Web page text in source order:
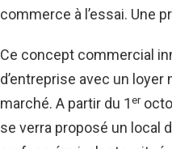
commerce à l’essai. Une
Ce concept commercial
d’entreprise avec un loyer
marché. A partir du 1er
se verra proposé un local